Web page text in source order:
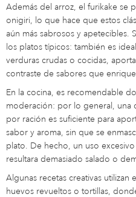
Además del arroz, el furikake se
onigiri, lo que hace que estos
aún más sabrosos y apetecibles.
los platos típicos: también es
verduras crudas o cocidas,
contraste de sabores que
En la cocina, es recomendable
moderación: por lo general, una
por ración es suficiente para
sabor y aroma, sin que se
plato. De hecho, un uso
resultara demasiado salado o
Algunas recetas creativas
huevos revueltos o tortillas,